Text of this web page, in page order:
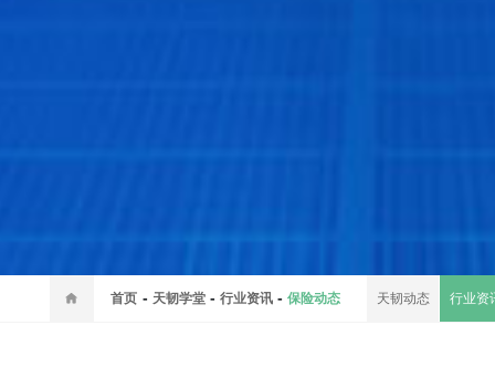
首页 - 天韧学堂 - 行业资讯 - 保险动态 天韧动态 行业资